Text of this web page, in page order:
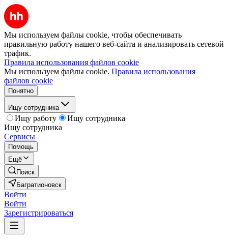
Мы используем файлы cookie, чтобы обеспечивать
правильную работу нашего веб-сайта и анализировать сетевой
трафик.
Правила использования файлов cookie
Мы используем файлы cookie. Правила использования
файлов cookie
Понятно
Ищу сотрудника
Ищу работу
Ищу сотрудника
Ищу сотрудника
Сервисы
Помощь
Ещё
Поиск
Багратионовск
Войти
Войти
Зарегистрироваться